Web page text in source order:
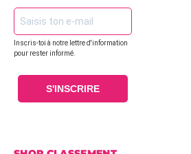
Inscris-toi à notre lettre d'information
pour rester informé.
S'INSCRIRE